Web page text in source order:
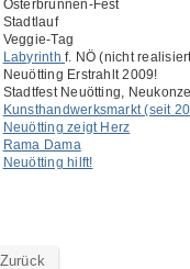
Osterbrunnen-Fest
Stadtlauf
Veggie-Tag
Labyrinthf. NÖ (nicht
Neuötting Erstrahlt 2009!
Stadtfest Neuötting,
Kunsthandwerksmarkt (seit
Neuötting zeigt Herz
Rama Dama
Neuötting hilft!
Zurück